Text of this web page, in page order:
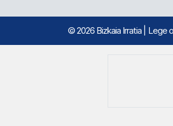
© 2026 Bizkaia Irratia Lege